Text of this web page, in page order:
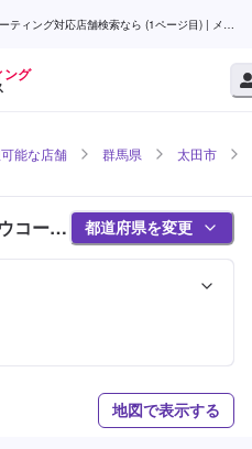
ティング対応店舗検索なら (1ページ目) | メン
ング
能な店舗 群馬県 太田市
コーテ
ジ目)
都道府県を変更
地図で表示する